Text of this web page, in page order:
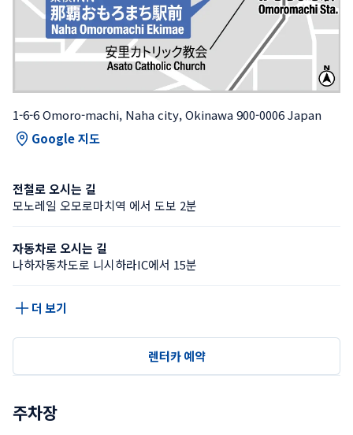
1-6-6 Omoro-machi, Naha city, Okinawa 900-0006 Japan
Google 지도
전철로 오시는 길
모노레일 오모로마치역 에서 도보 2분
자동차로 오시는 길
나하자동차도로 니시하라IC에서 15분
더 보기
렌터카 예약
주차장